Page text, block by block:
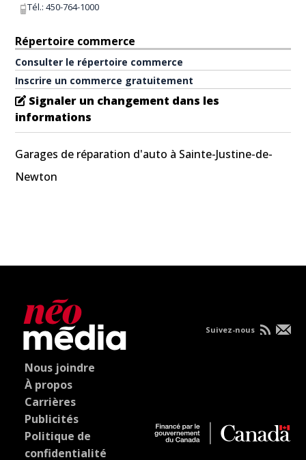
Tél.:450-764-1000
Répertoire commerce
Consulter le répertoire commerce
Inscrire un commerce gratuitement
Signaler un changement dans les
informations
Garages de réparation d'auto à Sainte-Justine-de-
Newton
Nous joindre
À propos
Carrières
Publicités
Politique de
confidentialité
Suivez-nous